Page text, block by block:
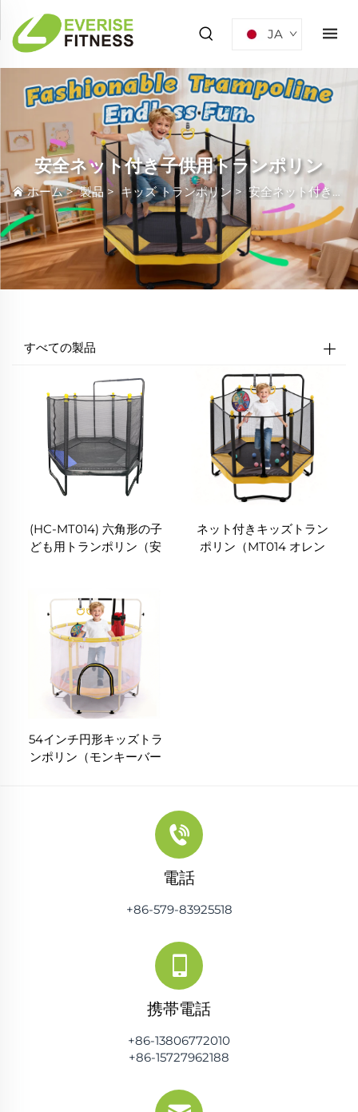
JA
安全ネット付き子供用トランポリン
ホーム>製品 >キッズ トランポリン> 安全ネット付き子供用トランポリン
すべての製品
(HC-MT014) 六角形の子
ども用トランポリン（安
ネット付きキッズトラン
ポリン（MT014 オレン
54インチ円形キッズトラ
ンポリン（モンキーバー
電話
+86-579-83925518
携帯電話
+86-13806772010
+86-15727962188